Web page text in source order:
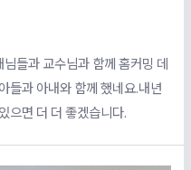
들과 교수님과 함께 홈커밍 데
들과 아내와 함께 했네요.내년
으면 더 더 좋겠습니다.